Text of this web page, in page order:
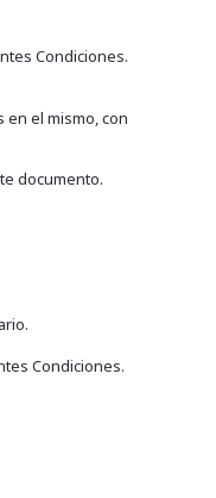
Condiciones.
en el mismo, con
documento.
Condiciones.